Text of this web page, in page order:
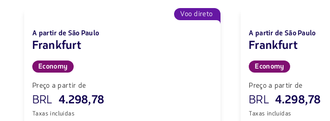
4298.78
BRL.
Voo direto
A partir de São Paulo
Frankfurt
Economy
Preço a partir de
BRL 4.298,78
Taxas incluídas
A partir de São Paulo
Frankfurt
Economy
Preço a partir de
BRL 4.298,78
Taxas incluídas